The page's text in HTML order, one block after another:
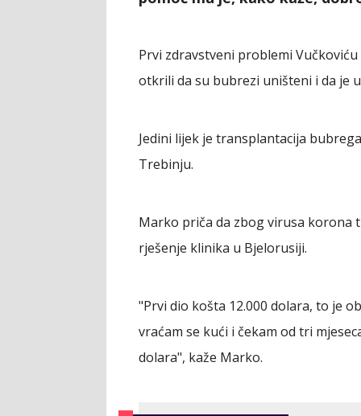
Prvi zdravstveni problemi
otkrili da su bubrezi uništeni i da je
Jedini lijek je transplantacija
Trebinju.
Marko priča da zbog virusa korona
rješenje klinika u Bjelorusiji.
"Prvi dio košta 12.000 dolara, to je
vraćam se kući i čekam od tri
dolara", kaže Marko.